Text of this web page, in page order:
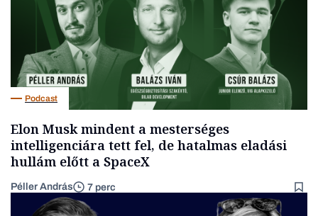
Podcast
Elon Musk mindent a mesterséges
intelligenciára tett fel, de hatalmas eladási
hullám előtt a SpaceX
Péller András 7 perc